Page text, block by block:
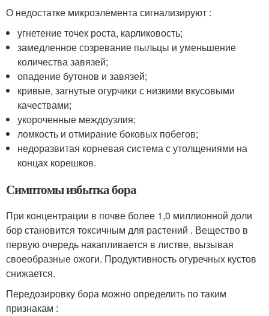
О недостатке микроэлемента сигнализируют :
угнетение точек роста, карликовость;
замедленное созревание пыльцы и уменьшение
количества завязей;
опадение бутонов и завязей;
кривые, загнутые огурчики с низкими вкусовыми
качествами;
укороченные междоузлия;
ломкость и отмирание боковых побегов;
недоразвитая корневая система с утолщениями на
концах корешков.
Симптомы избытка бора
При концентрации в почве более 1,0 миллионной доли
бор становится токсичным для растений . Вещество в
первую очередь накапливается в листве, вызывая
своеобразные ожоги. Продуктивность огуречных кустов
снижается.
Передозировку бора можно определить по таким
признакам :